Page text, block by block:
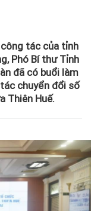
tác của tỉnh
Phó Bí thư Tỉnh
đã có buổi làm
chuyển đổi số
Thiên Huế.